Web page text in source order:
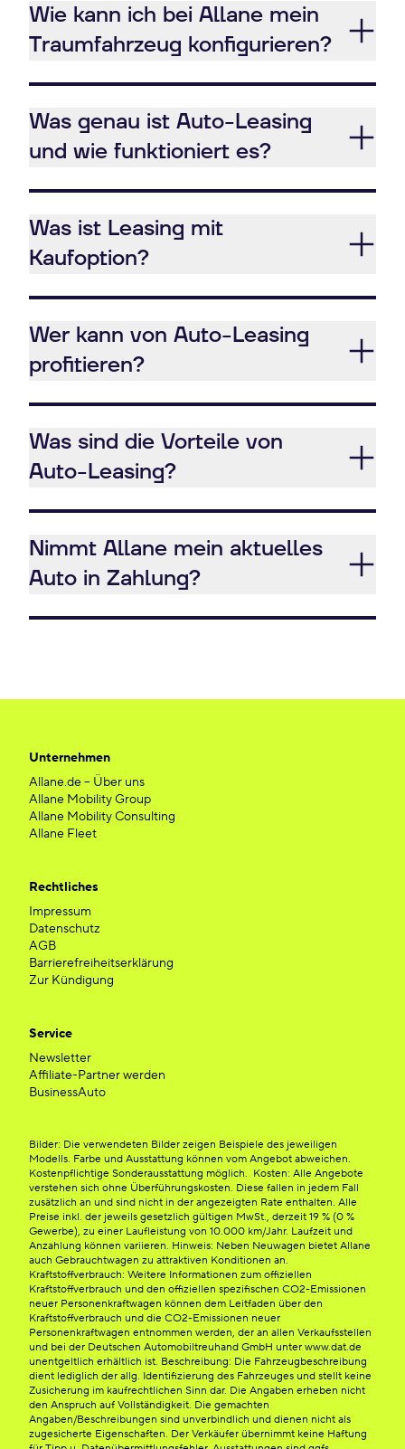
Wie kann ich bei Allane mein
Traumfahrzeug konfigurieren?
Was genau ist Auto-Leasing
und wie funktioniert es?
Was ist Leasing mit
Kaufoption?
Wer kann von Auto-Leasing
profitieren?
Was sind die Vorteile von
Auto-Leasing?
Nimmt Allane mein aktuelles
Auto in Zahlung?
Unternehmen
Allane.de – Über uns
Allane Mobility Group
Allane Mobility Consulting
Allane Fleet
Rechtliches
Impressum
Datenschutz
AGB
Barrierefreiheitserklärung
Zur Kündigung
Service
Newsletter
Affiliate-Partner werden
BusinessAuto
Bilder: Die verwendeten Bilder zeigen Beispiele des jeweiligen
Modells. Farbe und Ausstattung können vom Angebot abweichen.
Kostenpflichtige Sonderausstattung möglich. Kosten: Alle Angebote
verstehen sich ohne Überführungskosten. Diese fallen in jedem Fall
zusätzlich an und sind nicht in der angezeigten Rate enthalten. Alle
Preise inkl. der jeweils gesetzlich gültigen MwSt., derzeit 19 % (0 %
Gewerbe), zu einer Laufleistung von 10.000 km/Jahr. Laufzeit und
Anzahlung können variieren. Hinweis: Neben Neuwagen bietet Allane
auch Gebrauchtwagen zu attraktiven Konditionen an.
Kraftstoffverbrauch: Weitere Informationen zum offiziellen
Kraftstoffverbrauch und den offiziellen spezifischen CO2-Emissionen
neuer Personenkraftwagen können dem Leitfaden über den
Kraftstoffverbrauch und die CO2-Emissionen neuer
Personenkraftwagen entnommen werden, der an allen Verkaufsstellen
und bei der Deutschen Automobiltreuhand GmbH unter www.dat.de
unentgeltlich erhältlich ist. Beschreibung: Die Fahrzeugbeschreibung
dient lediglich der allg. Identifizierung des Fahrzeuges und stellt keine
Zusicherung im kaufrechtlichen Sinn dar. Die Angaben erheben nicht
den Anspruch auf Vollständigkeit. Die gemachten
Angaben/Beschreibungen sind unverbindlich und dienen nicht als
zugesicherte Eigenschaften. Der Verkäufer übernimmt keine Haftung